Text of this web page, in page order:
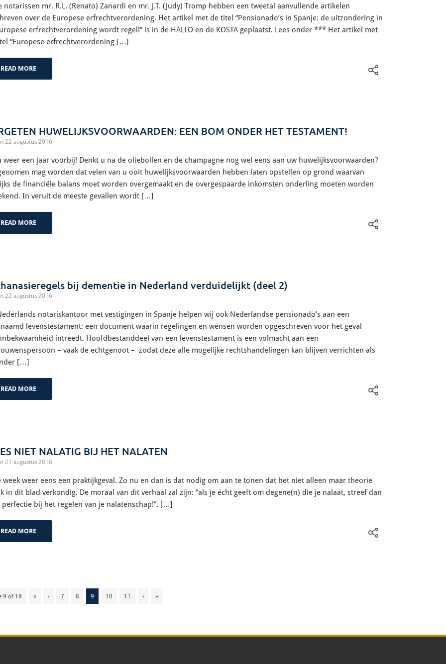
notarissen mr. R.L. (Renato) Zanardi en mr. J.T. (Judy) Tromp hebben een tweetal aanvullende artikelen
over de Europese erfrechtverordening. Het artikel met de titel “Pensionado’s in Spanje: de uitzondering in
erfrechtverordening wordt regel!” is in de HALLO en de KOSTA geplaatst. Lees onder *** Het artikel met
“Europese erfrechtverordening […]
READ MORE
HUWELIJKSVOORWAARDEN: EEN BOM ONDER HET TESTAMENT!
22 augustus 2016
weer een jaar voorbij! Denkt u na de oliebollen en de champagne nog wel eens aan uw huwelijksvoorwaarden?
mag worden dat velen van u ooit huwelijksvoorwaarden hebben laten opstellen op grond waarvan
de financiële balans moet worden overgemaakt en de overgespaarde inkomsten onderling moeten worden
In veruit de meeste gevallen wordt […]
READ MORE
bij dementie in Nederland verduidelijkt (deel 2)
22 augustus 2016
notariskantoor met vestigingen in Spanje helpen wij ook Nederlandse pensionado’s aan een
levenstestament: een document waarin regelingen en wensen worden opgeschreven voor het geval
intreedt. Hoofdbestanddeel van een levenstestament is een volmacht aan een
– vaak de echtgenoot – zodat deze alle mogelijke rechtshandelingen kan blijven verrichten als
[…]
READ MORE
NIET NALATIG BIJ HET NALATEN
21 augustus 2016
week weer eens een praktijkgeval. Zo nu en dan is dat nodig om aan te tonen dat het niet alleen maar theorie
in dit blad verkondig. De moraal van dit verhaal zal zijn: “als je écht geeft om degene(n) die je nalaat, streef dan
perfectie bij het regelen van je nalatenschap!”. […]
READ MORE
9 of 18 « ‹ 7 8 9 10 11 › »